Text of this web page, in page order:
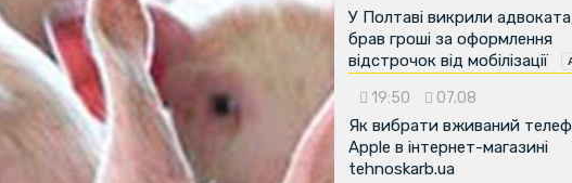
У Полтаві викрили
брав гроші за оформлення
відстрочок від мобілізації
19:50 07.08
Як вибрати вживаний
Apple в інтернет-магазині
tehnoskarb.ua